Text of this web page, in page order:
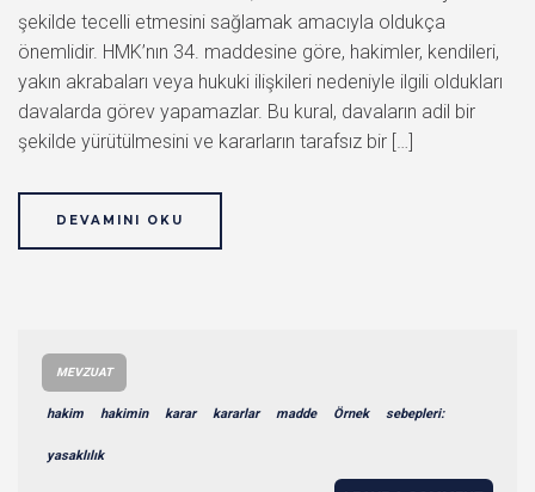
şekilde tecelli etmesini sağlamak amacıyla oldukça
önemlidir. HMK’nın 34. maddesine göre, hakimler, kendileri,
yakın akrabaları veya hukuki ilişkileri nedeniyle ilgili oldukları
davalarda görev yapamazlar. Bu kural, davaların adil bir
şekilde yürütülmesini ve kararların tarafsız bir […]
DEVAMINI OKU
MEVZUAT
hakim hakimin karar kararlar madde Örnek sebepleri:
yasaklılık